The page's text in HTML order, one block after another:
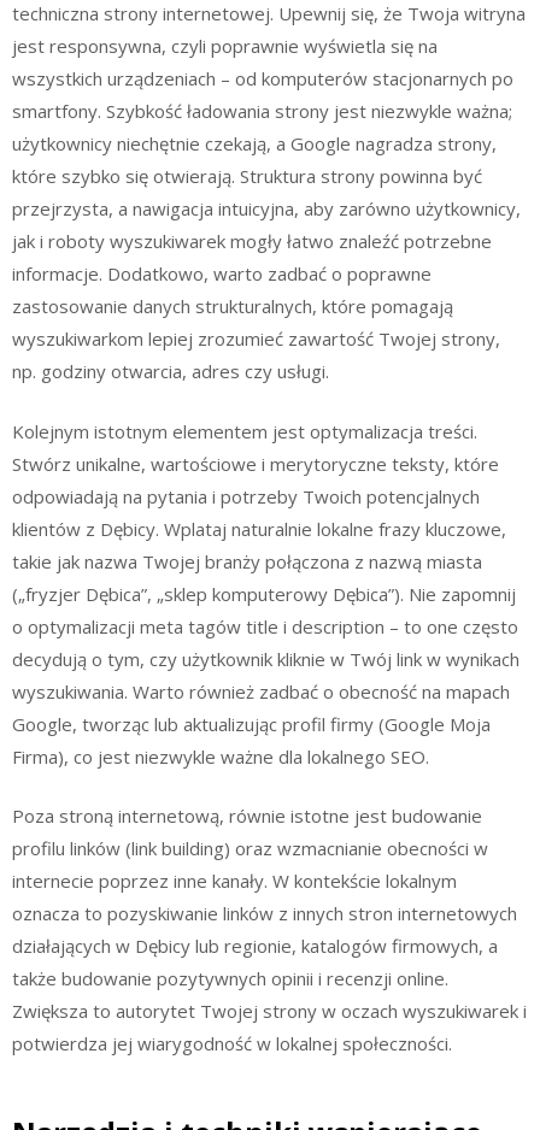
techniczna strony internetowej. Upewnij się, że Twoja witryna
jest responsywna, czyli poprawnie wyświetla się na
wszystkich urządzeniach – od komputerów stacjonarnych po
smartfony. Szybkość ładowania strony jest niezwykle ważna;
użytkownicy niechętnie czekają, a Google nagradza strony,
które szybko się otwierają. Struktura strony powinna być
przejrzysta, a nawigacja intuicyjna, aby zarówno użytkownicy,
jak i roboty wyszukiwarek mogły łatwo znaleźć potrzebne
informacje. Dodatkowo, warto zadbać o poprawne
zastosowanie danych strukturalnych, które pomagają
wyszukiwarkom lepiej zrozumieć zawartość Twojej strony,
np. godziny otwarcia, adres czy usługi.
Kolejnym istotnym elementem jest optymalizacja treści.
Stwórz unikalne, wartościowe i merytoryczne teksty, które
odpowiadają na pytania i potrzeby Twoich potencjalnych
klientów z Dębicy. Wplataj naturalnie lokalne frazy kluczowe,
takie jak nazwa Twojej branży połączona z nazwą miasta
(„fryzjer Dębica”, „sklep komputerowy Dębica”). Nie zapomnij
o optymalizacji meta tagów title i description – to one często
decydują o tym, czy użytkownik kliknie w Twój link w wynikach
wyszukiwania. Warto również zadbać o obecność na mapach
Google, tworząc lub aktualizując profil firmy (Google Moja
Firma), co jest niezwykle ważne dla lokalnego SEO.
Poza stroną internetową, równie istotne jest budowanie
profilu linków (link building) oraz wzmacnianie obecności w
internecie poprzez inne kanały. W kontekście lokalnym
oznacza to pozyskiwanie linków z innych stron internetowych
działających w Dębicy lub regionie, katalogów firmowych, a
także budowanie pozytywnych opinii i recenzji online.
Zwiększa to autorytet Twojej strony w oczach wyszukiwarek i
potwierdza jej wiarygodność w lokalnej społeczności.